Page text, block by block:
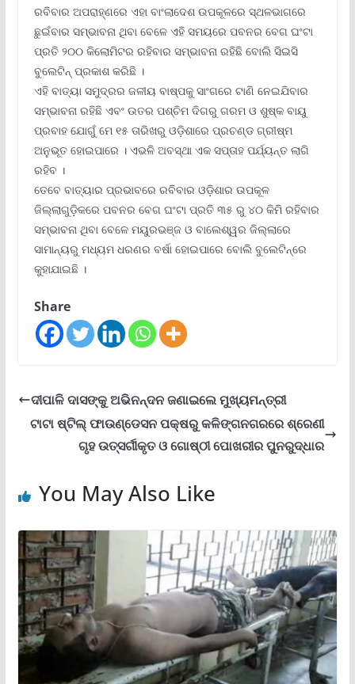
ରବିବାର ଅପରାହ୍ଣରେ ଏହା ବାଂଲାଦେଶ ଉପକୂଳରେ ସ୍ଥଳଭାଗରେ
ଛୁଇଁବାର ସମ୍ଭାବନା ଥିବା ବେଳେ ଏହି ସମୟରେ ପବନର ବେଗ ଘଂଟା
ପ୍ରତି ୨୦୦ କିଲୋମିଟର ରହିବାର ସମ୍ଭାବନା ରହିଛି ବୋଲି ସିଇସି
ବୁଲେଟିନ୍ ପ୍ରକାଶ କରିଛି ।
ଏହି ବାତ୍ୟା ସମୁଦ୍ରର ଜଳୀୟ ବାଷ୍ପକୁ ସାଂଗରେ ଟାଣି ନେଇଯିବାର
ସମ୍ଭାବନା ରହିଛି ଏବଂ ଉତର ପଶ୍ଚିମ ଦିଗରୁ ଗରମ ଓ ଶୁଷ୍କ ବାୟୁ
ପ୍ରବାହ ଯୋଗୁଁ ମେ ୧୫ ତାରିଖରୁ ଓଡ଼ିଶାରେ ପ୍ରଚଣ୍ଡ ଗ୍ରୀଷ୍ମ
ଅନୁଭୂତ ହୋଇପାରେ । ଏଭଳି ଅବସ୍ଥା ଏକ ସପ୍ତାହ ପର୍ଯ୍ୟନ୍ତ ଲାଗି
ରହିବ ।
ତେବେ ବାତ୍ୟାର ପ୍ରଭାବରେ ରବିବାର ଓଡ଼ିଶାର ଉପକୂଳ
ଜିଲ୍ଲାଗୁଡ଼ିକରେ ପବନର ବେଗ ଘଂଟା ପ୍ରତି ୩୫ ରୁ ୪୦ କିମି ରହିବାର
ସମ୍ଭାବନା ଥିବା ବେଳେ ମୟୁରଭଞ୍ଜ ଓ ବାଲେଶ୍ୱର ଜିଲ୍ଲାରେ
ସାମାନ୍ୟରୁ ମଧ୍ୟମ ଧରଣର ବର୍ଷା ହୋଇପାରେ ବୋଲି ବୁଲେଟିନ୍‌ରେ
କୁହାଯାଇଛି ।
Share
ଦୀପାଳି ଦାସଙ୍କୁ ଅଭିନନ୍ଦନ ଜଣାଇଲେ ମୁଖ୍ୟମନ୍ତ୍ରୀ
ଟାଟା ଷ୍ଟିଲ୍ ଫାଉଣ୍ଡେସନ ପକ୍ଷରୁ କଳିଙ୍ଗନଗରରେ ଶ୍ରେଣୀ
ଗୃହ ଉତ୍ସର୍ଗୀକୃତ ଓ ଗୋଷ୍ଠୀ ପୋଖରୀର ପୁନରୁଦ୍ଧାର
You May Also Like